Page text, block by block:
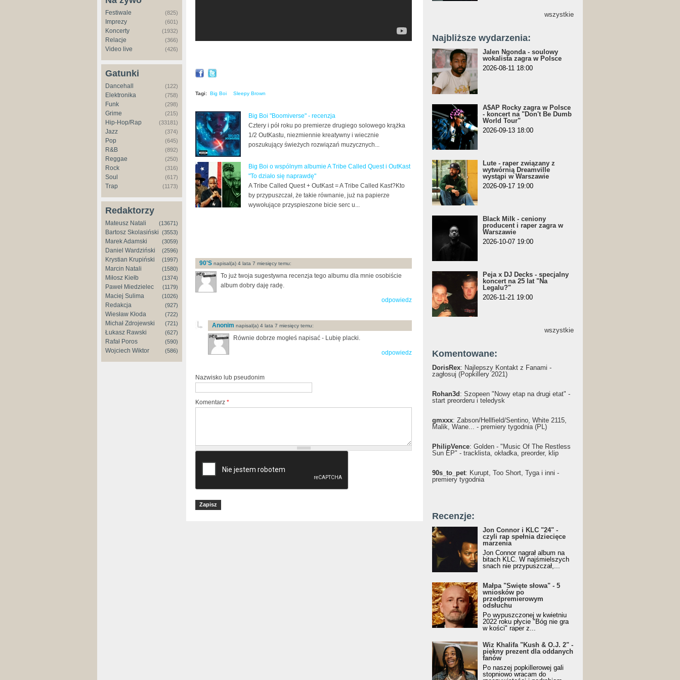
Festiwale (825)
Imprezy (601)
Koncerty (1932)
Relacje (366)
Video live (426)
Gatunki
Dancehall (122)
Elektronika (758)
Funk (298)
Grime (215)
Hip-Hop/Rap (33181)
Jazz (374)
Pop (645)
R&B (892)
Reggae (250)
Rock (316)
Soul (617)
Trap (1173)
Redaktorzy
Mateusz Natali (13671)
Bartosz Skolasiński (3553)
Marek Adamski (3059)
Daniel Wardziński (2596)
Krystian Krupiński (1997)
Marcin Natali (1580)
Miłosz Kiełb (1374)
Paweł Miedzielec (1179)
Maciej Sulima (1026)
Redakcja (927)
Wiesław Kłoda (722)
Michał Zdrojewski (721)
Łukasz Rawski (627)
Rafał Poros (590)
Wojciech Wiktor (586)
Tagi: Big Boi Sleepy Brown
Big Boi "Boomiverse" - recenzja
Cztery i pół roku po premierze drugiego solowego krążka
1/2 OutKastu, niezmiennie kreatywny i wiecznie
poszukujący świeżych rozwiązań muzycznych...
Big Boi o wspólnym albumie A Tribe Called Quest i OutKast
"To działo się naprawdę"
A Tribe Called Quest + OutKast = A Tribe Called Kast?Kto
by przypuszczał, że takie równanie, już na papierze
wywołujące przyspieszone bicie serc u...
90'S napisal(a) 4 lata 7 miesięcy temu:
To już twoja sugestywna recenzja tego albumu dla mnie osobiście
album dobry daję radę.
odpowiedz
Anonim napisal(a) 4 lata 7 miesięcy temu:
Równie dobrze mogłeś napisać - Lubię placki.
odpowiedz
Nazwisko lub pseudonim
Komentarz *
wszystkie
Najbliższe wydarzenia:
Jalen Ngonda - soulowy
wokalista zagra w Polsce
2026-08-11 18:00
A$AP Rocky zagra w Polsce
- koncert na "Don't Be Dumb
World Tour"
2026-09-13 18:00
Lute - raper związany z
wytwórnią Dreamville
wystąpi w Warszawie
2026-09-17 19:00
Black Milk - ceniony
producent i raper zagra w
Warszawie
2026-10-07 19:00
Peja x DJ Decks - specjalny
koncert na 25 lat "Na
Legalu?"
2026-11-21 19:00
wszystkie
Komentowane:
DorisRex: Najlepszy Kontakt z Fanami -
zagłosuj (Popkillery 2021)
Rohan3d : Szopeen "Nowy etap na drugi etat" -
start preorderu i teledysk
gmxxx: Żabson/Hellfield/Sentino, White 2115,
Malik, Wane... - premiery tygodnia (PL)
PhilipVence: Golden - "Music Of The Restless
Sun EP" - tracklista, okładka, preorder, klip
90s_to_pet: Kurupt, Too Short, Tyga i inni -
premiery tygodnia
Recenzje:
Jon Connor i KLC "24" -
czyli rap spełnia dziecięce
marzenia
Jon Connor nagrał album na
bitach KLC. W najśmielszych
snach nie przypuszczał,...
Małpa "Święte słowa" - 5
wniosków po
przedpremierowym
odsłuchu
Po wypuszczonej w kwietniu
2022 roku płycie "Bóg nie gra
w kości" raper z...
Wiz Khalifa "Kush & O.J. 2" -
piękny prezent dla oddanych
fanów
Po naszej popkillerowej gali
stopniowo wracam do